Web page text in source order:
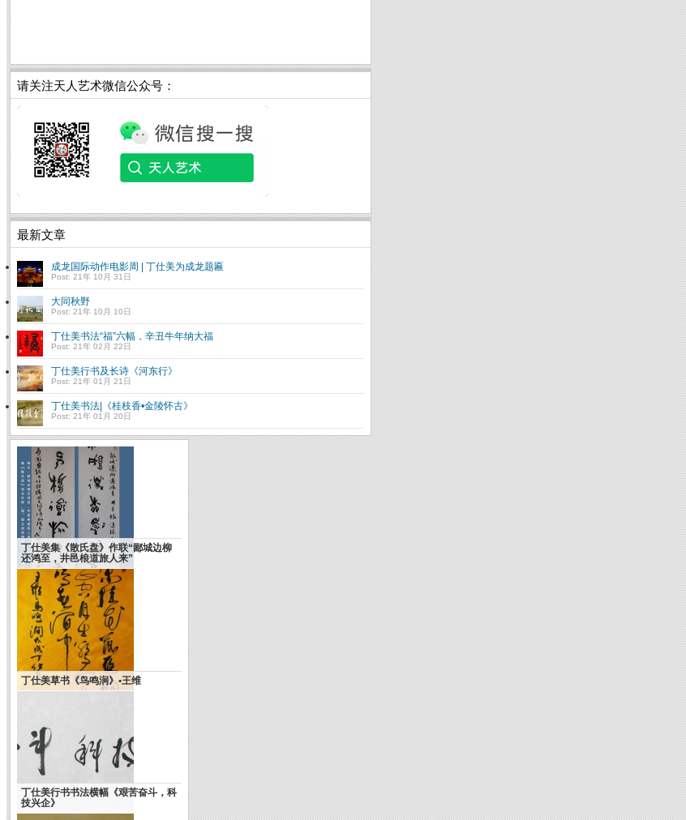
请关注天人艺术微信公众号：
最新文章
成龙国际动作电影周 | 丁仕美为成龙题匾
Post: 21年 10月 31日
大同秋野
Post: 21年 10月 10日
丁仕美书法“福”六幅，辛丑牛年纳大福
Post: 21年 02月 22日
丁仕美行书及长诗《河东行》
Post: 21年 01月 21日
丁仕美书法|《桂枝香•金陵怀古》
Post: 21年 01月 20日
丁仕美集《散氏盘》作联“鄙城边柳
还鸿至，井邑桹道旅人来”
丁仕美草书《鸟鸣涧》•王维
丁仕美行书书法横幅《艰苦奋斗，科
技兴企》